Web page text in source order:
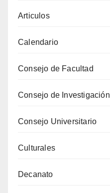
Articulos
Calendario
Consejo de Facultad
Consejo de Investigación
Consejo Universitario
Culturales
Decanato